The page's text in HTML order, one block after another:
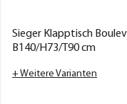
Sieger Klapptisch
B140/H73/T90 cm
+ Weitere Varianten